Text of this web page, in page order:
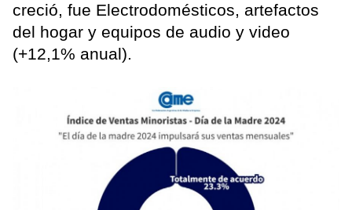
creció, fue Electrodomésticos, artefactos
del hogar y equipos de audio y video
(+12,1% anual).